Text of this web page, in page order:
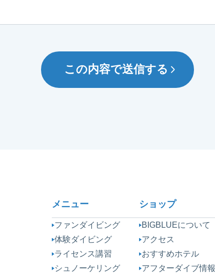
この内容で送信する
メニュー
ファンダイビング
体験ダイビング
ライセンス講習
シュノーケリング
ショップ
BIGBLUEについて
アクセス
おすすめホテル
アフターダイブ情報